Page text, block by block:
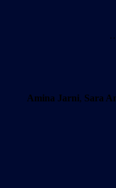
Amina Jarni, Sara